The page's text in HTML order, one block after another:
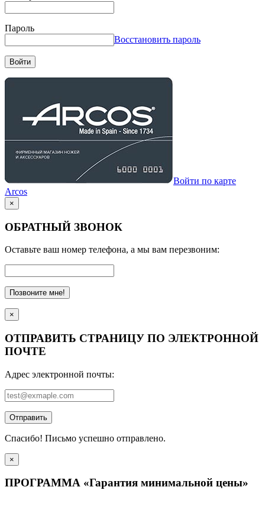
Пароль
Восстановить пароль
Войти
Войти по карте
Arcos
×
ОБРАТНЫЙ ЗВОНОК
Оставьте ваш номер телефона, а мы вам перезвоним:
Позвоните мне!
×
ОТПРАВИТЬ СТРАНИЦУ ПО ЭЛЕКТРОННОЙ
ПОЧТЕ
Адрес электронной почты:
Отправить
Спасибо! Письмо успешно отправлено.
×
ПРОГРАММА «Гарантия минимальной цены»